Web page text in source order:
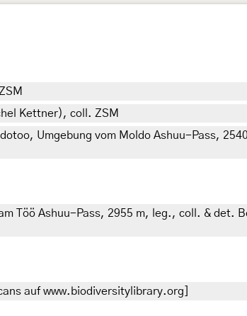
Kettner), coll. ZSM
Umgebung vom Moldo Ashuu-Pass,
Töö Ashuu-Pass, 2955 m, leg., coll. & det.
auf www.biodiversitylibrary.org]